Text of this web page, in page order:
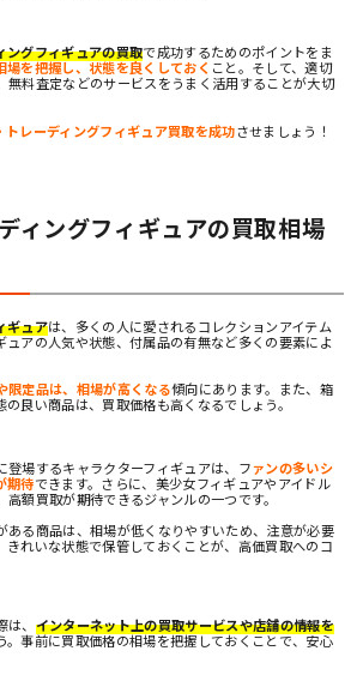
ングフィギュアの買取で成功するためのポイントをま
場を把握し、状態を良くしておく こと。そして、適切
無料査定などのサービスをうまく活用することが大切
トレーディングフィギュア買取を成功させましょう！
ィングフィギュアの買取相場
ギュアは、多くの人に愛されるコレクションアイテム
ュアの人気や状態、付属品の有無など多くの要素によ
限定品は、相場が高くなる傾向にあります。また、箱
良い商品は、買取価格も高くなるでしょう。
登場するキャラクターフィギュアは、ファンの多いシ
期待できます。さらに、美少女フィギュアやアイドル
額買取が期待できるジャンルの一つです。
ある商品は、相場が低くなりやすいため、注意が必要
きれいな状態で保管しておくことが、高価買取へのコ
、 インターネット上の買取サービスや店舗の情報を
。事前に買取価格の相場を把握しておくことで、安心